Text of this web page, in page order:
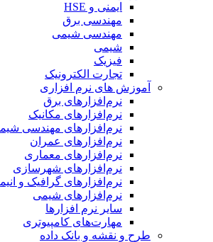
ایمنی و HSE
مهندسی برق
مهندسی شیمی
شیمی
فیزیک
تجارت الکترونیک
آموزش های نرم افزاری
نرم‌افزارهای برق
نرم‌افزارهای مکانیک
نرم‌افزارهای مهندسی شیمی
نرم‌افزارهای عمران
نرم‌افزارهای معماری
نرم‌افزارهای شهرسازی
نرم‌افزارهای گرافیک و انیمیشن
نرم‌افزارهای شیمی
سایر نرم افزارها
مهارت‌های کامپیوتری
طرح و نقشه و بانک داده